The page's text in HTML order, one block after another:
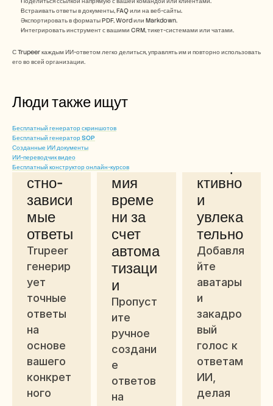
Встраивать ответы в документы, FAQ или на веб-сайты.
Экспортировать в форматы PDF, Word или Markdown.
Интегрировать инструмент с вашими CRM, тикет-системами или чатами.
С Trupeer каждым ИИ-ответом легко делиться, управлять им и повторно использовать
его во всей организации.
Люди также ищут
Бесплатный генератор скриншотов
Бесплатный генератор SOP
Созданные ИИ документы
ИИ-переводчик видео
Бесплатный конструктор онлайн-курсов
Преимущества использования
генератора ответов на базе ИИ от
Trupeer
Контек
стно-
зависи
мые
ответы
Trupeer
генерир
ует
точные
ответы
на
основе
вашего
конкрет
ного
Эконо
мия
време
ни за
счет
автома
тизаци
и
Пропуст
ите
ручное
создани
е
ответов
на
ктивно
и
увлека
тельно
Добавля
йте
аватары
и
закадро
вый
голос к
ответам
ИИ,
делая